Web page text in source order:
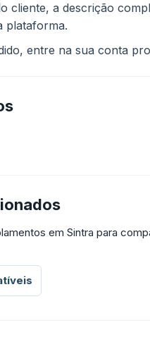
cliente, a descrição
plataforma.
entre na sua conta
em Sintra para